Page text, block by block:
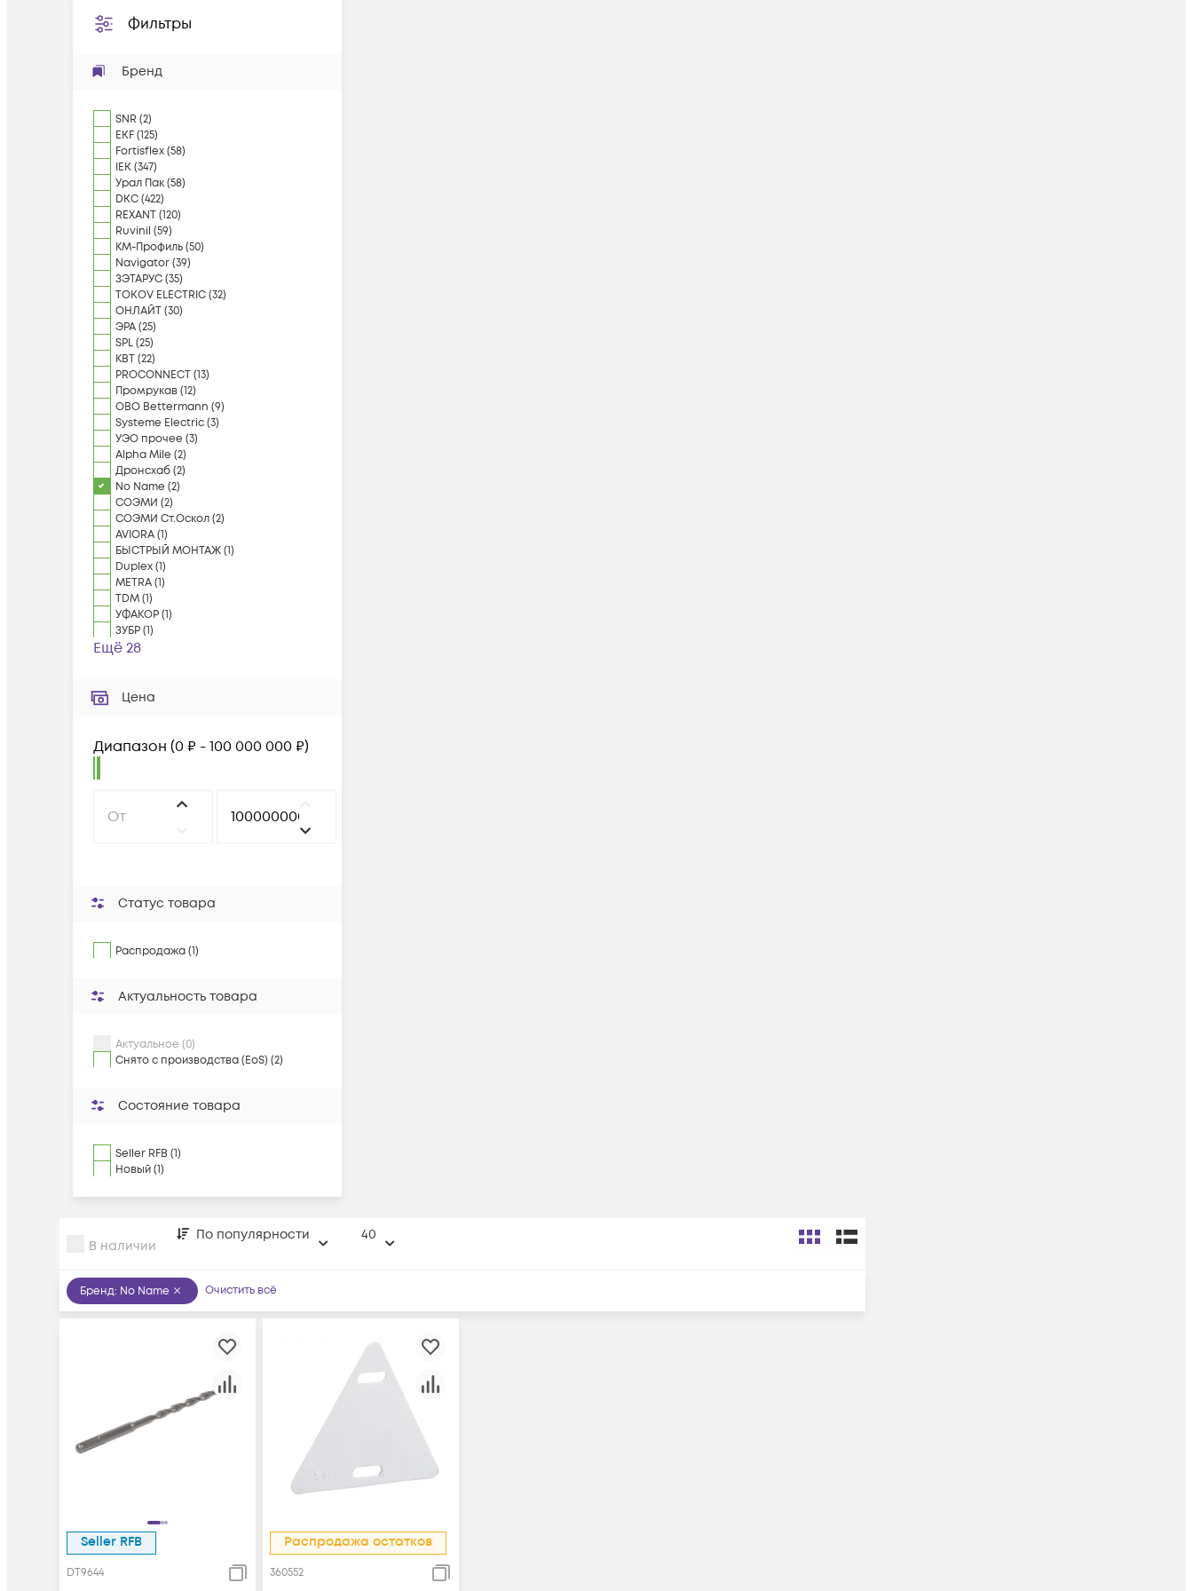
Фильтры
Бренд
SNR (2)
EKF(125)
Fortisflex(58)
IEK(347)
Урал Пак(58)
DKC(422)
REXANT(120)
Ruvinil (59)
КМ-Профиль(50)
Navigator(39)
ЗЭТАРУС(35)
TOKOV ELECTRIC(32)
ОНЛАЙТ(30)
ЭРА(25)
SPL(25)
КВТ(22)
PROCONNECT(13)
Промрукав(12)
OBO Bettermann (9)
Systeme Electric(3)
УЭО прочее (3)
Alpha Mile (2)
Дронсхаб(2)
No Name (2)
СОЭМИ (2)
СОЭМИ Ст.Оскол(2)
AVIORA(1)
БЫСТРЫЙ МОНТАЖ(1)
Duplex(1)
METRA(1)
TDM(1)
УФАКОР(1)
ЗУБР(1)
Ещё 28
Цена
Диапазон (0 ₽ - 100 000 000 ₽)
Статус товара
Распродажа (1)
Актуальность товара
Актуальное (0)
Снято с производства (EoS) (2)
Состояние товара
Seller RFB (1)
Новый (1)
В наличии
По популярности 40
Бренд: No Name Очистить всё
Seller RFB
DT9644
Распродажа остатков
360552